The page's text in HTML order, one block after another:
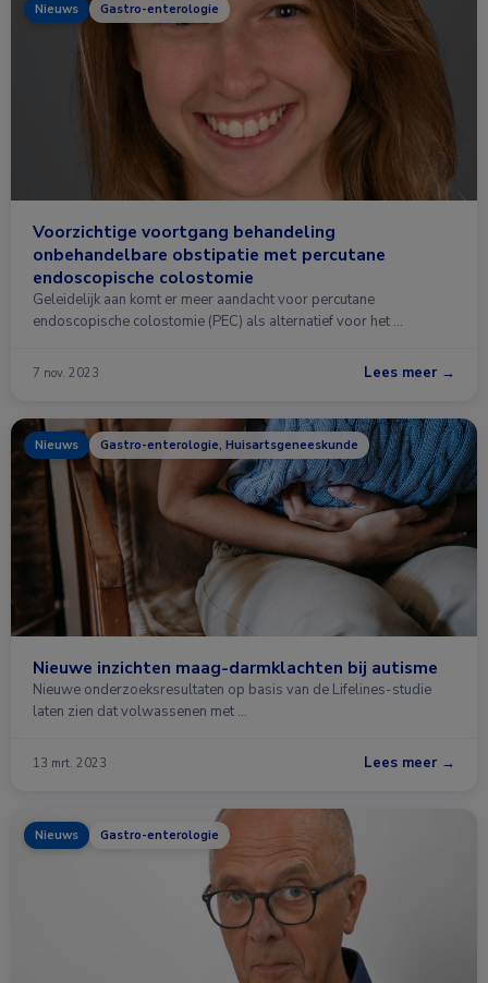
Nieuws Gastro-enterologie
Voorzichtige voortgang behandeling
onbehandelbare obstipatie met percutane
endoscopische colostomie
Geleidelijk aan komt er meer aandacht voor percutane
endoscopische colostomie (PEC) als alternatief voor het …
7 nov. 2023 Lees meer →
Nieuws Gastro-enterologie, Huisartsgeneeskunde
Nieuwe inzichten maag-darmklachten bij autisme
Nieuwe onderzoeksresultaten op basis van de Lifelines-studie
laten zien dat volwassenen met …
13 mrt. 2023 Lees meer →
Nieuws Gastro-enterologie